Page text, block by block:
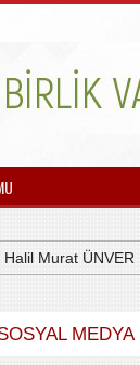
Murat ÜNVER
MEDYA